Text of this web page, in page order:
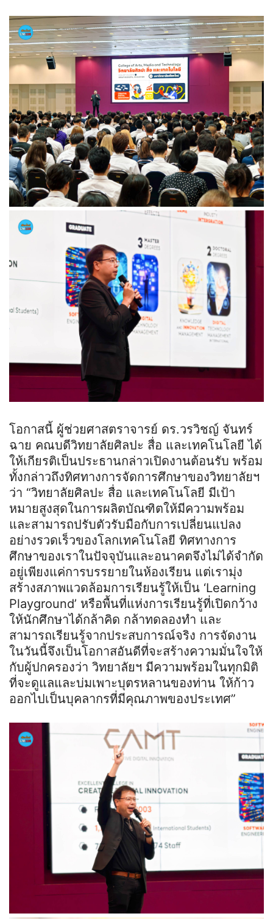
โอกาสนี้ ผู้ช่วยศาสตราจารย์ ดร.วรวิชญ์ จันทร์
ฉาย คณบดีวิทยาลัยศิลปะ สื่อ และเทคโนโลยี ได้
ให้เกียรติเป็นประธานกล่าวเปิดงานต้อนรับ พร้อม
ทั้งกล่าวถึงทิศทางการจัดการศึกษาของวิทยาลัยฯ
ว่า “วิทยาลัยศิลปะ สื่อ และเทคโนโลยี มีเป้า
หมายสูงสุดในการผลิตบัณฑิตให้มีความพร้อม
และสามารถปรับตัวรับมือกับการเปลี่ยนแปลง
อย่างรวดเร็วของโลกเทคโนโลยี ทิศทางการ
ศึกษาของเราในปัจจุบันและอนาคตจึงไม่ได้จำกัด
อยู่เพียงแค่การบรรยายในห้องเรียน แต่เรามุ่ง
สร้างสภาพแวดล้อมการเรียนรู้ให้เป็น ‘Learning
Playground’ หรือพื้นที่แห่งการเรียนรู้ที่เปิดกว้าง
ให้นักศึกษาได้กล้าคิด กล้าทดลองทำ และ
สามารถเรียนรู้จากประสบการณ์จริง การจัดงาน
ในวันนี้จึงเป็นโอกาสอันดีที่จะสร้างความมั่นใจให้
กับผู้ปกครองว่า วิทยาลัยฯ มีความพร้อมในทุกมิติ
ที่จะดูแลและบ่มเพาะบุตรหลานของท่าน ให้ก้าว
ออกไปเป็นบุคลากรที่มีคุณภาพของประเทศ”